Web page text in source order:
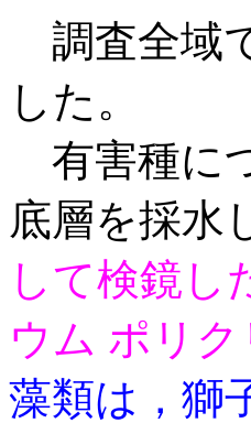
調査全域
した。
有害種に
底層を採水
して検鏡し
ウム ポリク
藻類は，獅